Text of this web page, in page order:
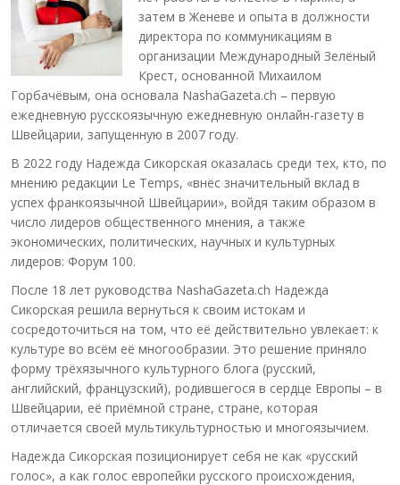
затем в Женеве и опыта в должности
директора по коммуникациям в
организации Международный Зелёный
Крест, основанной Михаилом
Горбачёвым, она основала NashaGazeta.ch – первую
ежедневную русскоязычную ежедневную онлайн-газету в
Швейцарии, запущенную в 2007 году.
В 2022 году Надежда Сикорская оказалась среди тех, кто, по
мнению редакции Le Temps, «внёс значительный вклад в
успех франкоязычной Швейцарии», войдя таким образом в
число лидеров общественного мнения, а также
экономических, политических, научных и культурных
лидеров: Форум 100.
После 18 лет руководства NashaGazeta.ch Надежда
Сикорская решила вернуться к своим истокам и
сосредоточиться на том, что её действительно увлекает: к
культуре во всём её многообразии. Это решение приняло
форму трёхязычного культурного блога (русский,
английский, французский), родившегося в сердце Европы – в
Швейцарии, её приёмной стране, стране, которая
отличается своей мультикультурностью и многоязычием.
Надежда Сикорская позиционирует себя не как «русский
голос», а как голос европейки русского происхождения,